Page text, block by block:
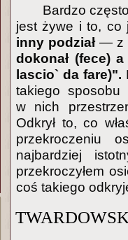
Bardzo
jest żywe i to, co
inny podział — z
dokonał (fece)
lascio` da fare)".
takiego
w nich
Odkrył to, co
przekroczeniu
najbardziej
przekroczyłem
coś takiego